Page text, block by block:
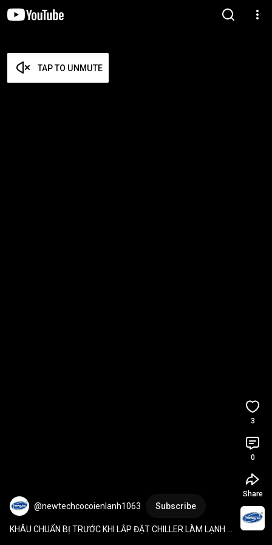
TAP TO UNMUTE
@newtechcocoienlanh1063 Subscribe
KHÂU CHUẨN BỊ TRƯỚC KHI LẮP ĐẶT CHILLER LÀM LẠNH
3
0
Share